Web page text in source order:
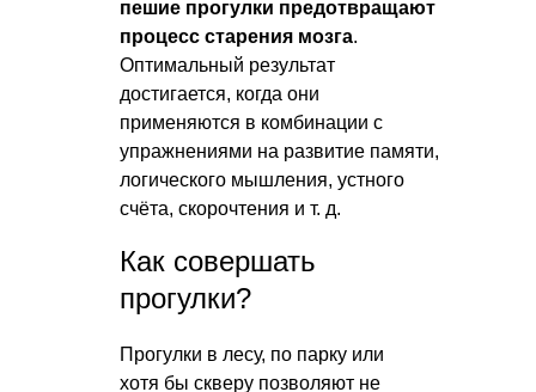
пешие прогулки предотвращают
процесс старения мозга.
Оптимальный результат
достигается, когда они
применяются в комбинации с
упражнениями на развитие памяти,
логического мышления, устного
счёта, скорочтения и т. д.
Как совершать
прогулки?
Прогулки в лесу, по парку или
хотя бы скверу позволяют не